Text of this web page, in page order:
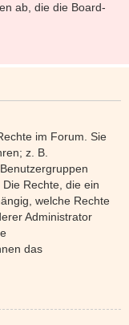
ab, die die Board-
im Forum. Sie
z. B.
Rechte, die ein
welche Rechte
Administrator
das